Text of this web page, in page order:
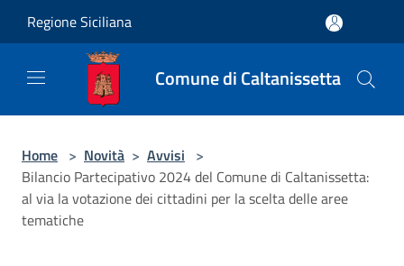
Regione Siciliana
Comune di Caltanissetta
Home > Novità > Avvisi >
Bilancio Partecipativo 2024 del Comune di Caltanissetta:
al via la votazione dei cittadini per la scelta delle aree
tematiche